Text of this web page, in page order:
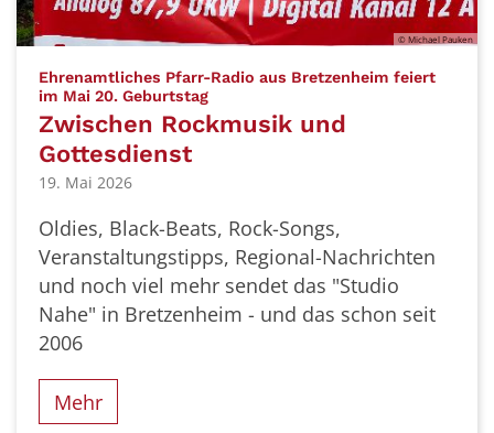
© Michael Pauken
Ehrenamtliches Pfarr-Radio aus Bretzenheim feiert
im Mai 20. Geburtstag
Zwischen Rockmusik und
Gottesdienst
19. Mai 2026
Oldies, Black-Beats, Rock-Songs,
Veranstaltungstipps, Regional-Nachrichten
und noch viel mehr sendet das "Studio
Nahe" in Bretzenheim - und das schon seit
2006
Mehr